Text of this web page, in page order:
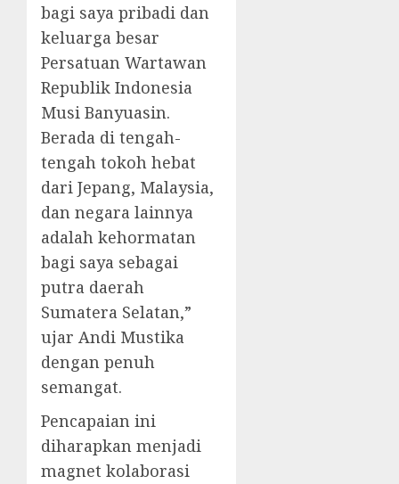
bagi saya pribadi dan
keluarga besar
Persatuan Wartawan
Republik Indonesia
Musi Banyuasin.
Berada di tengah-
tengah tokoh hebat
dari Jepang, Malaysia,
dan negara lainnya
adalah kehormatan
bagi saya sebagai
putra daerah
Sumatera Selatan,”
ujar Andi Mustika
dengan penuh
semangat.
Pencapaian ini
diharapkan menjadi
magnet kolaborasi